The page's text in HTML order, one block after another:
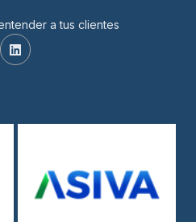
a tus clientes